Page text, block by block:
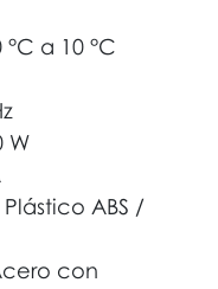
°C a 10 °C
W
Plástico ABS /
con